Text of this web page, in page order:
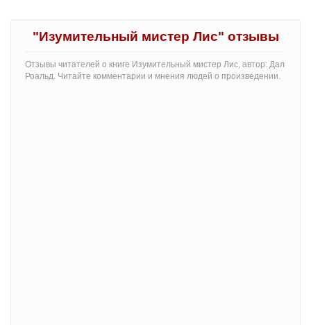
"Изумительный мистер Лис" отзывы
Отзывы читателей о книге Изумительный мистер Лис, автор: Дал
Роальд. Читайте комментарии и мнения людей о произведении.